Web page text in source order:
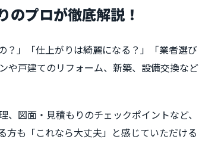
のプロが徹底解説！
？」「仕上がりは綺麗になる？」「業者選び
や戸建てのリフォーム、新築、設備交換など
図面・見積もりのチェックポイントなど、
も「これなら大丈夫」と感じていただける